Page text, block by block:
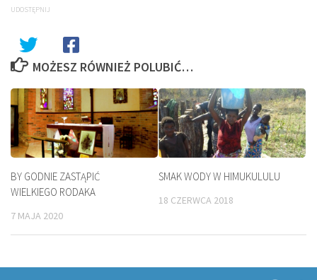
UDOSTĘPNIJ
MOŻESZ RÓWNIEŻ POLUBIĆ…
BY GODNIE ZASTĄPIĆ
WIELKIEGO RODAKA
7 MAJA 2020
SMAK WODY W HIMUKULULU
18 CZERWCA 2018